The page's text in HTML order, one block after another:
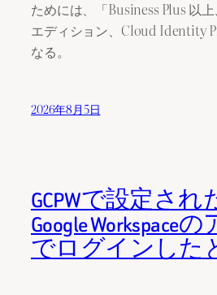
ためには、「Business Plus 以
エディション、Cloud Identity
なる。
2026年8月5日
GCPWで設定され
Google Workspace
でログインした